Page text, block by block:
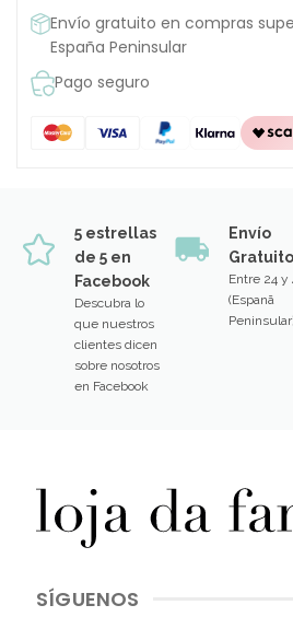
Envío gratuito en compras
España Peninsular
Pago seguro
5 estrellas
de 5 en
Facebook
Descubra lo
que nuestros
clientes dicen
sobre nosotros
en Facebook
Envío
Gratuito
Entre 24 y
(Espanã
SÍGUENOS